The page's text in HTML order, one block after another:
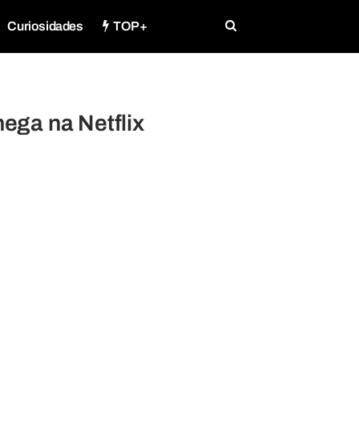
Curiosidades TOP+
na Netflix